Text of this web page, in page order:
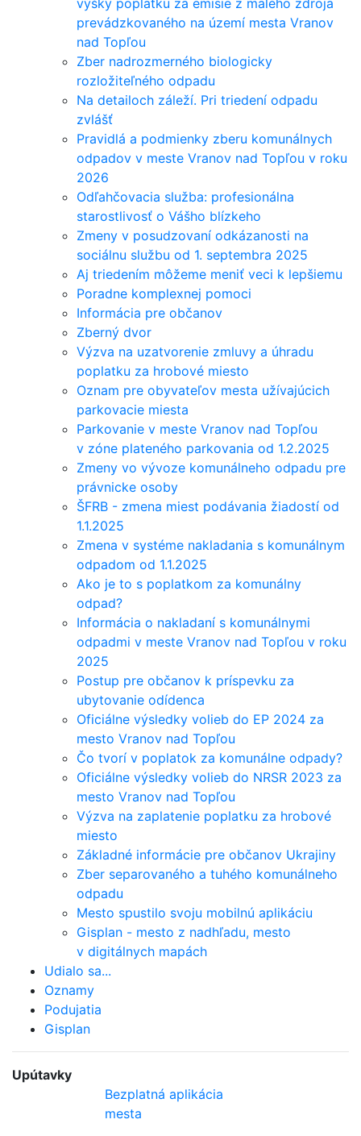
výšky poplatku za emisie z malého zdroja
prevádzkovaného na území mesta Vranov
nad Topľou
Zber nadrozmerného biologicky
rozložiteľného odpadu
Na detailoch záleží. Pri triedení odpadu
zvlášť
Pravidlá a podmienky zberu komunálnych
odpadov v meste Vranov nad Topľou v roku
2026
Odľahčovacia služba: profesionálna
starostlivosť o Vášho blízkeho
Zmeny v posudzovaní odkázanosti na
sociálnu službu od 1. septembra 2025
Aj triedením môžeme meniť veci k lepšiemu
Poradne komplexnej pomoci
Informácia pre občanov
Zberný dvor
Výzva na uzatvorenie zmluvy a úhradu
poplatku za hrobové miesto
Oznam pre obyvateľov mesta užívajúcich
parkovacie miesta
Parkovanie v meste Vranov nad Topľou
v zóne plateného parkovania od 1.2.2025
Zmeny vo vývoze komunálneho odpadu pre
právnicke osoby
ŠFRB - zmena miest podávania žiadostí od
1.1.2025
Zmena v systéme nakladania s komunálnym
odpadom od 1.1.2025
Ako je to s poplatkom za komunálny
odpad?
Informácia o nakladaní s komunálnymi
odpadmi v meste Vranov nad Topľou v roku
2025
Postup pre občanov k príspevku za
ubytovanie odídenca
Oficiálne výsledky volieb do EP 2024 za
mesto Vranov nad Topľou
Čo tvorí v poplatok za komunálne odpady?
Oficiálne výsledky volieb do NRSR 2023 za
mesto Vranov nad Topľou
Výzva na zaplatenie poplatku za hrobové
miesto
Základné informácie pre občanov Ukrajiny
Zber separovaného a tuhého komunálneho
odpadu
Mesto spustilo svoju mobilnú aplikáciu
Gisplan - mesto z nadhľadu, mesto
v digitálnych mapách
Udialo sa...
Oznamy
Podujatia
Gisplan
Upútavky
Bezplatná aplikácia
mesta